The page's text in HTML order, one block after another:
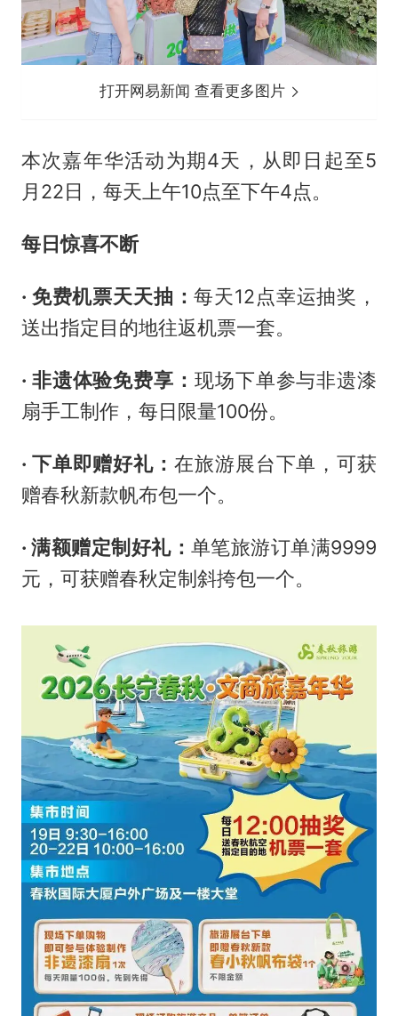
打开网易新闻 查看更多图片
本次嘉年华活动为期4天，从即日起至5
月22日，每天上午10点至下午4点。
每日惊喜不断
· 免费机票天天抽：每天12点幸运抽奖，
送出指定目的地往返机票一套。
· 非遗体验免费享： 现场下单参与非遗漆
扇手工制作，每日限量100份。
· 下单即赠好礼：在旅游展台下单，可获
赠春秋新款帆布包一个。
· 满额赠定制好礼： 单笔旅游订单满9999
元，可获赠春秋定制斜挎包一个。